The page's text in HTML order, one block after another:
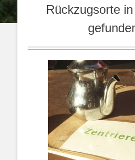
Rückzugsorte